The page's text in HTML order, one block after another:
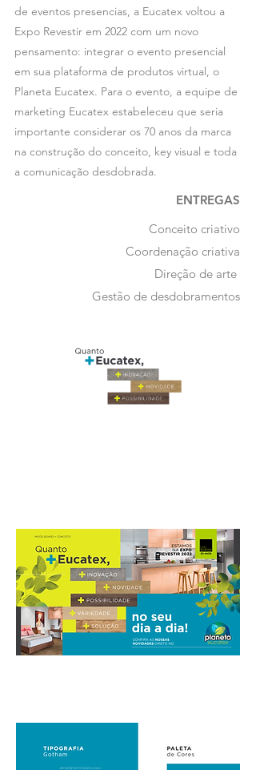
de eventos presencias, a Eucatex voltou a
Expo Revestir em 2022 com um novo
pensamento: integrar o evento presencial
em sua plataforma de produtos virtual, o
Planeta Eucatex. Para o evento, a equipe de
marketing Eucatex estabeleceu que seria
importante considerar os 70 anos da marca
na construção do conceito, key visual e toda
a comunicação desdobrada.
ENTREGAS
Conceito criativo
Coordenação criativa​
Direção de arte
Gestão de desdobramentos